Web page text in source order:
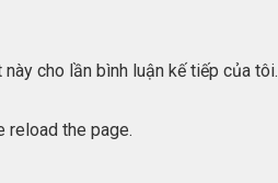
cho lần bình luận kế tiếp của tôi.
reload the page.